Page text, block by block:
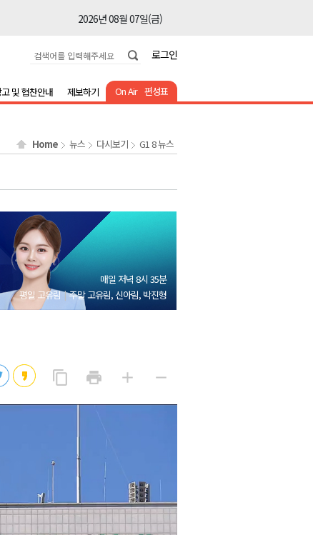
2026년 08월 07일(금)
2026년 08월 07일(금)
2026년 08월 07일(금)
2026년 08월 07일(금)
2026년 08월 07일(금)
2026년 08월 07일(금)
2026년 08월 07일(금)
2026년 08월 07일(금)
2026년 08월 07일(금)
2026년 08월 07일(금)
로그인
On Air 편성표
및 협찬안내 제보하기
Home 뉴스 다시보기 G1 8 뉴스
매일 저녁 8시 35분
평일 고유림
주말 고유림, 신아림, 박진형
content_copy
사
print add
게
remove
게